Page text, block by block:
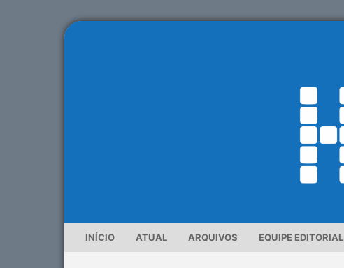
INÍCIO ATUAL ARQUIVOS EQUIPE EDITORIAL